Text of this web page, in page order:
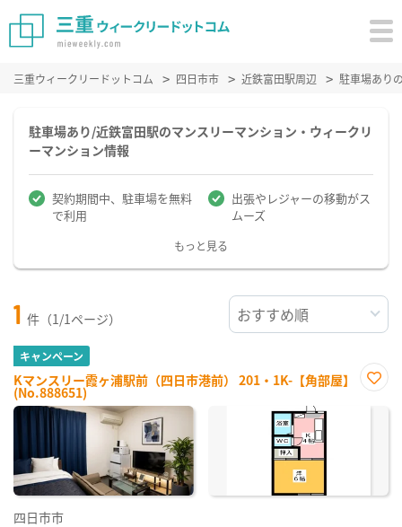
三重ウィークリードットコム 四日市市 近鉄富田駅周辺 駐車場あり
駐車場あり/近鉄富田駅のマンスリーマンション・ウィークリ
ーマンション情報
契約期間中、駐車場を無料
で利用
出張やレジャーの移動がス
ムーズ
もっと見る
1 件（1/1ページ）
キャンペーン
Kマンスリー霞ヶ浦駅前（四日市港前） 201・1K-【角部屋】
(No.888651)
に入
四日市市